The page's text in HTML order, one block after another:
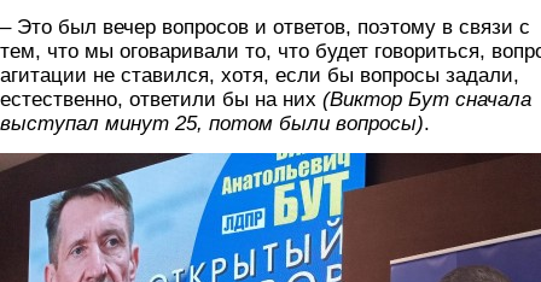
– Это был вечер вопросов и ответов, поэтому в связи с
тем, что мы оговаривали то, что будет говориться,
агитации не ставился, хотя, если бы вопросы задали,
естественно, ответили бы на них (Виктор Бут сначала
выступал минут 25, потом были вопросы).
25_minut3.jpg